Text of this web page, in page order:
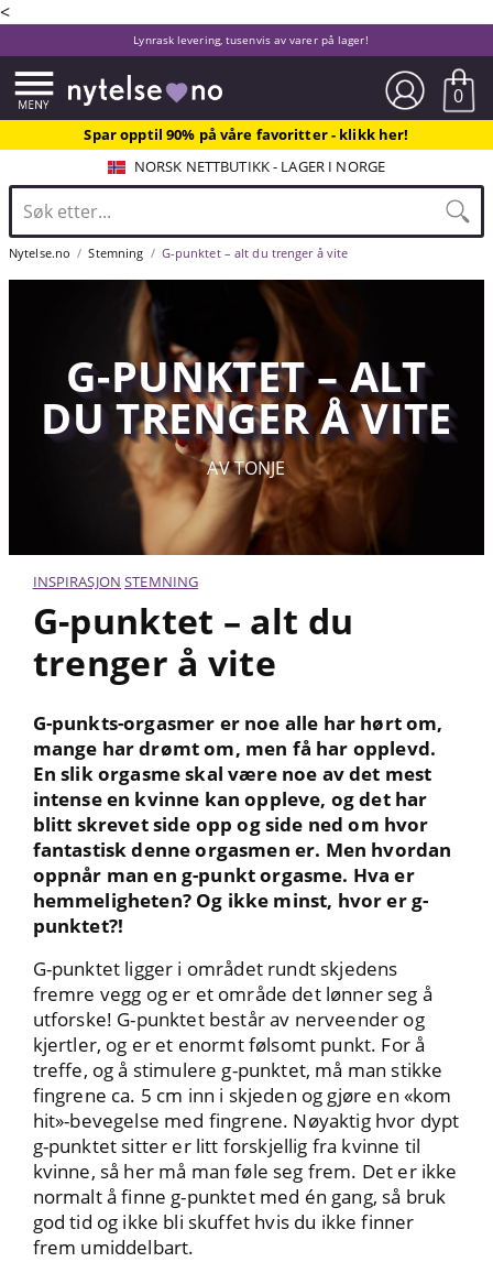
<
Lynrask levering, tusenvis av varer på lager!
0
Spar opptil 90% på våre favoritter - klikk her!
NORSK NETTBUTIKK - LAGER I NORGE
Nytelse.no Stemning G-punktet – alt du trenger å vite
G-PUNKTET – ALT
DU TRENGER Å VITE
AV TONJE
INSPIRASJON STEMNING
G-punktet – alt du
trenger å vite
G-punkts-orgasmer er noe alle har hørt om,
mange har drømt om, men få har opplevd.
En slik orgasme skal være noe av det mest
intense en kvinne kan oppleve, og det har
blitt skrevet side opp og side ned om hvor
fantastisk denne orgasmen er. Men hvordan
oppnår man en g-punkt orgasme. Hva er
hemmeligheten? Og ikke minst, hvor er g-
punktet?!
G-punktet ligger i området rundt skjedens
fremre vegg og er et område det lønner seg å
utforske! G-punktet består av nerveender og
kjertler, og er et enormt følsomt punkt. For å
treffe, og å stimulere g-punktet, må man stikke
fingrene ca. 5 cm inn i skjeden og gjøre en «kom
hit»-bevegelse med fingrene. Nøyaktig hvor dypt
g-punktet sitter er litt forskjellig fra kvinne til
kvinne, så her må man føle seg frem. Det er ikke
normalt å finne g-punktet med én gang, så bruk
god tid og ikke bli skuffet hvis du ikke finner
frem umiddelbart.